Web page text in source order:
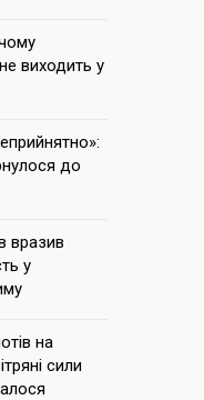
виходить у
до
вразив
у
на
сили